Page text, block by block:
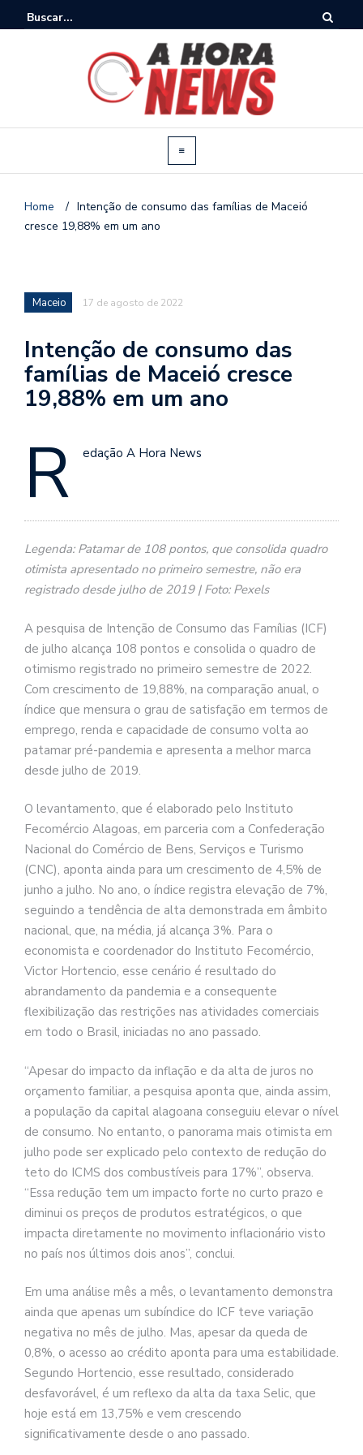
Home / Intenção de consumo das famílias de Maceió
cresce 19,88% em um ano
Maceio 17 de agosto de 2022
Intenção de consumo das
famílias de Maceió cresce
19,88% em um ano
R edação A Hora News
Legenda: Patamar de 108 pontos, que consolida quadro
otimista apresentado no primeiro semestre, não era
registrado desde julho de 2019 | Foto: Pexels
A pesquisa de Intenção de Consumo das Famílias (ICF)
de julho alcança 108 pontos e consolida o quadro de
otimismo registrado no primeiro semestre de 2022.
Com crescimento de 19,88%, na comparação anual, o
índice que mensura o grau de satisfação em termos de
emprego, renda e capacidade de consumo volta ao
patamar pré-pandemia e apresenta a melhor marca
desde julho de 2019.
O levantamento, que é elaborado pelo Instituto
Fecomércio Alagoas, em parceria com a Confederação
Nacional do Comércio de Bens, Serviços e Turismo
(CNC), aponta ainda para um crescimento de 4,5% de
junho a julho. No ano, o índice registra elevação de 7%,
seguindo a tendência de alta demonstrada em âmbito
nacional, que, na média, já alcança 3%. Para o
economista e coordenador do Instituto Fecomércio,
Victor Hortencio, esse cenário é resultado do
abrandamento da pandemia e a consequente
flexibilização das restrições nas atividades comerciais
em todo o Brasil, iniciadas no ano passado.
“Apesar do impacto da inflação e da alta de juros no
orçamento familiar, a pesquisa aponta que, ainda assim,
a população da capital alagoana conseguiu elevar o nível
de consumo. No entanto, o panorama mais otimista em
julho pode ser explicado pelo contexto de redução do
teto do ICMS dos combustíveis para 17%”, observa.
“Essa redução tem um impacto forte no curto prazo e
diminui os preços de produtos estratégicos, o que
impacta diretamente no movimento inflacionário visto
no país nos últimos dois anos”, conclui.
Em uma análise mês a mês, o levantamento demonstra
ainda que apenas um subíndice do ICF teve variação
negativa no mês de julho. Mas, apesar da queda de
0,8%, o acesso ao crédito aponta para uma estabilidade.
Segundo Hortencio, esse resultado, considerado
desfavorável, é um reflexo da alta da taxa Selic, que
hoje está em 13,75% e vem crescendo
significativamente desde o ano passado.